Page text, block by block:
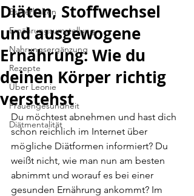
Essverhalten
Ernährungsumstellung
Nahrungsergänzung
Rezepte
Über Leonie
Frauengesundheit
Diätmentalität
Diäten, Stoffwechsel
und ausgewogene
Ernährung: Wie du
deinen Körper richtig
verstehst
Du möchtest abnehmen und hast dich
schon reichlich im Internet über
mögliche Diätformen informiert? Du
weißt nicht, wie man nun am besten
abnimmt und worauf es bei einer
gesunden Ernährung ankommt? Im